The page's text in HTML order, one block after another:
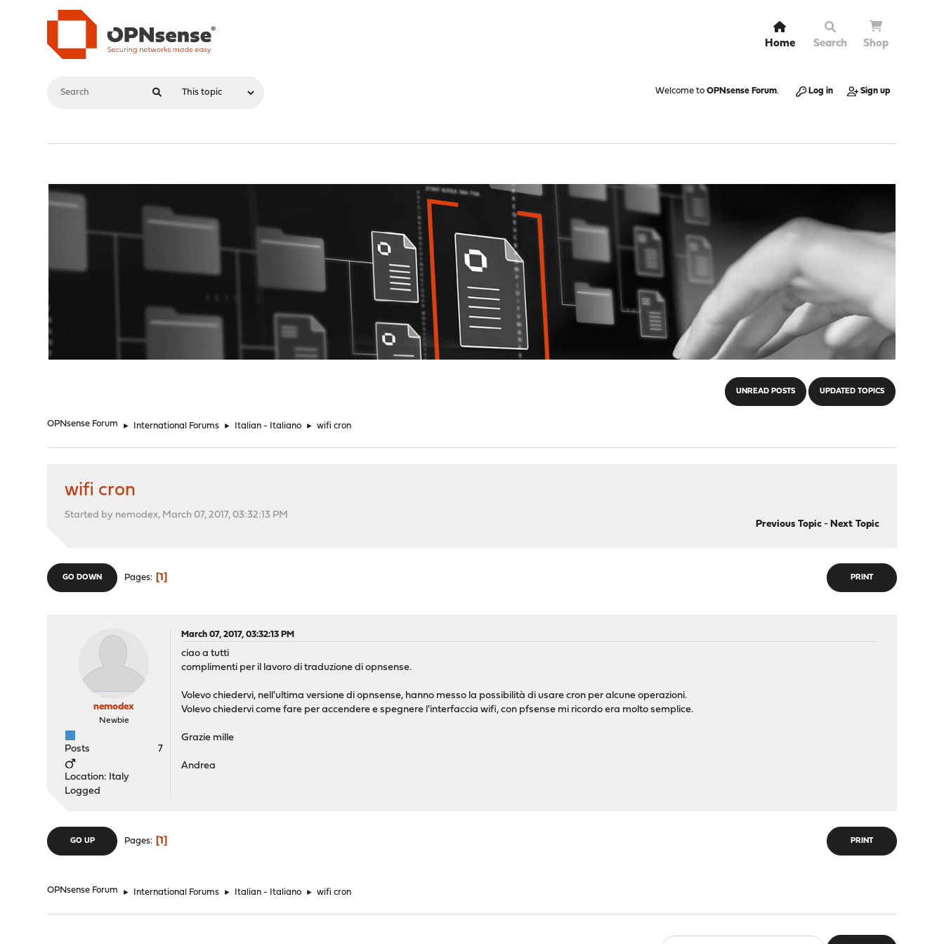
Home Search Shop
Welcome to OPNsense Forum. Log in Sign up
UNREAD POSTS UPDATED TOPICS
OPNsense Forum ► International Forums ► Italian - Italiano ► wifi cron
wifi cron
Started by nemodex, March 07, 2017, 03:32:13 PM
Previous Topic- Next Topic
PRINT
GO DOWN Pages 1
nemodex
Newbie
Posts 7
Location: Italy
Logged
March 07, 2017, 03:32:13 PM
ciao a tutti
complimenti per il lavoro di traduzione di opnsense.
Volevo chiedervi, nell'ultima versione di opnsense, hanno messo la possibilità di usare cron per alcune operazioni.
Volevo chiedervi come fare per accendere e spegnere l'interfaccia wifi, con pfsense mi ricordo era molto semplice.
Grazie mille
Andrea
PRINT
GO UP Pages 1
OPNsense Forum ► International Forums ► Italian - Italiano ► wifi cron